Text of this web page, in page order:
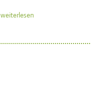
weiterlesen